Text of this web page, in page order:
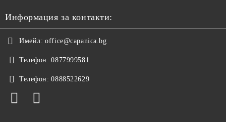
Информация за контакти:
Имейл: office@capanica.bg
Телефон: 0877999581
Телефон: 0888522629